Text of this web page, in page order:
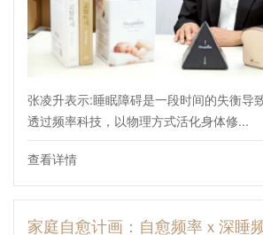
张凌升表示:睡眠障碍是一段时间的失衡导致
透过频率科技，以物理方式活化身体修...
查看详情
家庭自愈计画：自愈频率ｘ深睡